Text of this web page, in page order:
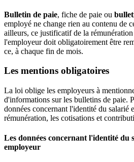
Bulletin de paie, fiche de paie ou
employé ne change rien au contenu de
ailleurs, ce justificatif de la
l'employeur doit obligatoirement être
ce, à chaque fin de mois.
Les mentions obligatoires
La loi oblige les employeurs à
d'informations sur les bulletins de paie.
données concernant l'identité du salarié
rémunération, les cotisations et
Les données concernant l'identité du
employeur